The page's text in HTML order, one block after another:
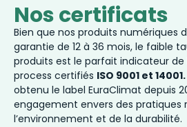
Nos certificats
Bien que nos produits numériques
garantie de 12 à 36 mois, le faible
produits est le parfait indicateur de
process certifiés ISO 9001 et 14001.
obtenu le label EuraClimat depuis
engagement envers des pratiques
l’environnement et de la durabilité.